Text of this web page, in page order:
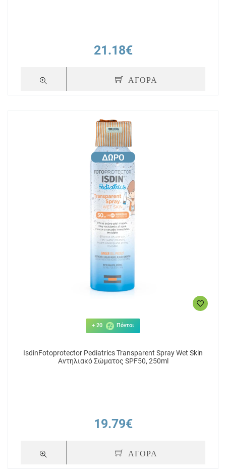
21.18€
ΑΓΟΡΑ
+ 20 Πόντοι
IsdinFotoprotector Pediatrics Transparent Spray Wet Skin
Αντηλιακό Σώματος SPF50, 250ml
19.79€
ΑΓΟΡΑ